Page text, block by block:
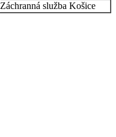
Záchranná služba Košice